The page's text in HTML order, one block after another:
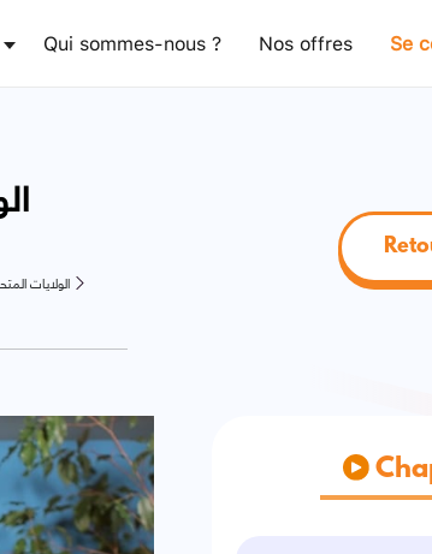
Qui sommes-nous ? Nos offres Se
الولايات